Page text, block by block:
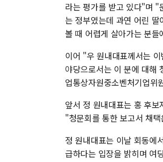
라는 평가를 받고 있다"며 "
는 정부였는데 과연 어린
볼 때 어렵게 살아가는 분
이어 "우 원내대표께서는
야당으로서는 이 분에 대해
업통상자원중소벤처기업
앞서 정 원내대표는 홍 후
"청문회를 통한 보고서 채
정 원내대표는 이날 회동에
급하다는 입장을 밝히며 여